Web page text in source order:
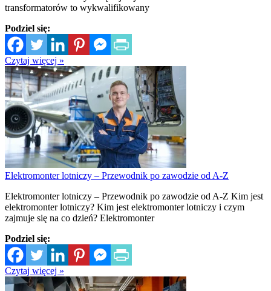
transformatorów to wykwalifikowany
Podziel się:
Czytaj więcej »
Elektromonter lotniczy – Przewodnik po zawodzie od A-Z
Elektromonter lotniczy – Przewodnik po zawodzie od A-Z Kim jest
elektromonter lotniczy? Kim jest elektromonter lotniczy i czym
zajmuje się na co dzień? Elektromonter
Podziel się:
Czytaj więcej »